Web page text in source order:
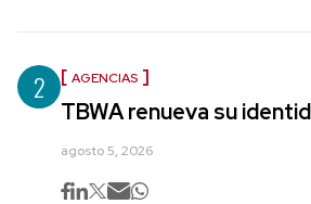
2 AGENCIAS
TBWA renueva su
agosto 5, 2026